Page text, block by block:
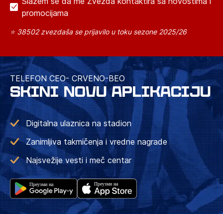
promocijama
⭐ 38502 zvezdaša se prijavilo u toku sezone 2025/26
TELEFON CEO- CRVENO-BEO
SKINI NOVU APLIKACIJU
Digitalna ulaznica na stadion
Zanimljiva takmičenja i vredne nagrade
Najsvežije vesti i meč centar